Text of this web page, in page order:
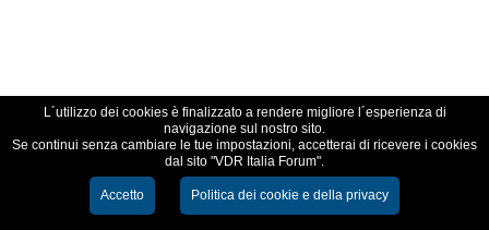
L´utilizzo dei cookies è finalizzato a rendere migliore l´esperienza di
navigazione sul nostro sito.
Se continui senza cambiare le tue impostazioni, accetterai di ricevere i cookies
dal sito "VDR Italia Forum".
Accetto Politica dei cookie e della privacy